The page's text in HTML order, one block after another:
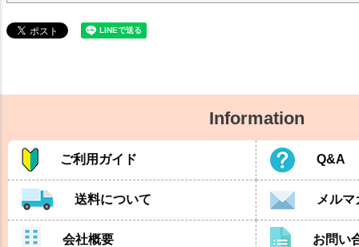
Information
ご利用ガイド Q&A
送料について メル
会社概要 お問い